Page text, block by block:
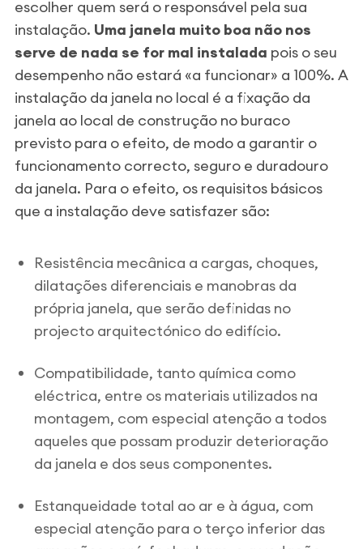
escolher quem será o responsável pela sua
instalação. Uma janela muito boa não nos
serve de nada se for mal instalada pois o seu
desempenho não estará «a funcionar» a 100%. A
instalação da janela no local é a fixação da
janela ao local de construção no buraco
previsto para o efeito, de modo a garantir o
funcionamento correcto, seguro e duradouro
da janela. Para o efeito, os requisitos básicos
que a instalação deve satisfazer são:
Resistência mecânica a cargas, choques,
dilatações diferenciais e manobras da
própria janela, que serão definidas no
projecto arquitectónico do edifício.
Compatibilidade, tanto química como
eléctrica, entre os materiais utilizados na
montagem, com especial atenção a todos
aqueles que possam produzir deterioração
da janela e dos seus componentes.
Estanqueidade total ao ar e à água, com
especial atenção para o terço inferior das